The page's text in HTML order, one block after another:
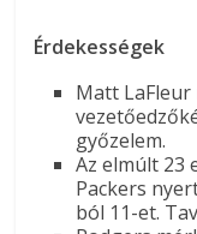
Érdekességek
Matt LaFleur
győzelem.
Az elmúlt 23
Packers
ból 11-et.